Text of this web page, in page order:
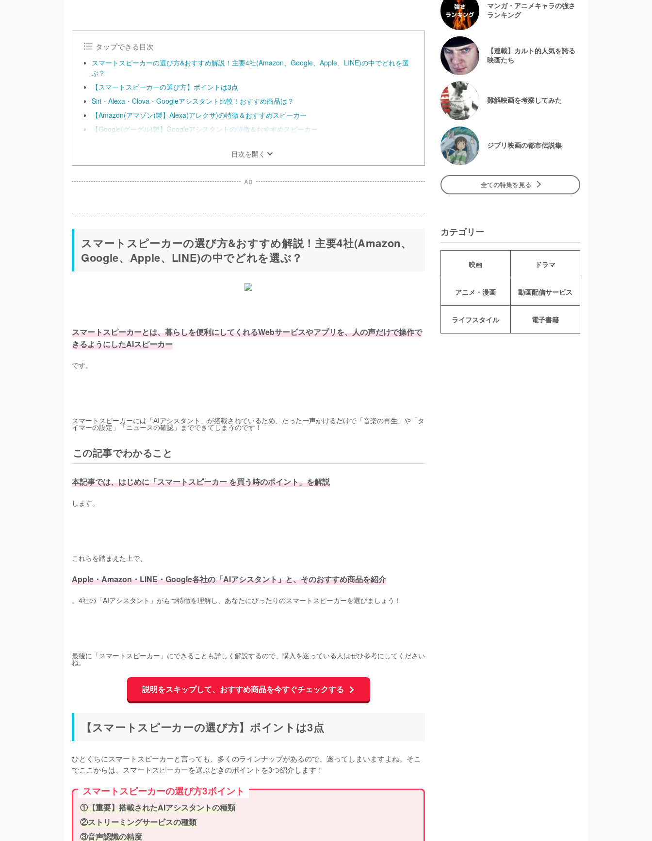
u
タップできる目次
スマートスピーカーの選び方&おすすめ解説！主要4社(Amazon、Google、Apple、LINE)の中でどれを選
ぶ？
【スマートスピーカーの選び方】ポイントは3点
Siri・Alexa・Clova・Googleアシスタント比較！おすすめ商品は？
【Amazon(アマゾン)製】Alexa(アレクサ)の特徴＆おすすめスピーカー
【Google(グーグル)製】Googleアシスタントの特徴＆おすすめスピーカー
目次を開く
AD
スマートスピーカーの選び方&おすすめ解説！主要4社(Amazon、
Google、Apple、LINE)の中でどれを選ぶ？
スマートスピーカーとは、暮らしを便利にしてくれるWebサービスやアプリを、人の声だけで操作で
きるようにしたAIスピーカー
です。
スマートスピーカーには「AIアシスタント」が搭載されているため、たった一声かけるだけで「音楽の再生」や「タ
イマーの設定」「ニュースの確認」までできてしまうのです！
この記事でわかること
本記事では、はじめに「スマートスピーカー を買う時のポイント」を解説
します。
これらを踏まえた上で、
Apple・Amazon・LINE・Google各社の「AIアシスタント」と、そのおすすめ商品を紹介
。4社の「AIアシスタント」がもつ特徴を理解し、あなたにぴったりのスマートスピーカーを選びましょう！
最後に「スマートスピーカー」にできることも詳しく解説するので、購入を迷っている人はぜひ参考にしてください
ね。
説明をスキップして、おすすめ商品を今すぐチェックする
【スマートスピーカーの選び方】ポイントは3点
ひとくちにスマートスピーカーと言っても、多くのラインナップがあるので、迷ってしまいますよね。そこ
でここからは、スマートスピーカーを選ぶときのポイントを3つ紹介します！
スマートスピーカーの選び方3ポイント
①【重要】搭載されたAIアシスタントの種類
②ストリーミングサービスの種類
③音声認識の精度
マンガ・アニメキャラの強さ
ランキング
【連載】カルト的人気を誇る
映画たち
難解映画を考察してみた
ジブリ映画の都市伝説集
全ての特集を見る
カテゴリー
映画 ドラマ
アニメ・漫画 動画配信サービス
ライフスタイル 電子書籍